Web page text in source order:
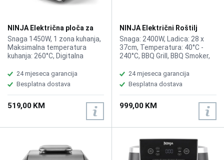
NINJA Električna ploča za
pečenje Sizzle Pro XL
GX101EU
Snaga 1450W, 1 zona kuhanja,
Maksimalna temperatura
kuhanja: 260°C, Digitalna
Autentični okus roštilja za
unutra, Bolja kontrola
temperature zahvaljujući
ProTemp iQ, Materijal površine
za kuhanje: nehrđajući čelik,
Dimenzije površine za kuhanje:
24 mjeseca garancija
Besplatna dostava
519,00 KM
NINJA Električni Roštilj
Woodfire 7u1 OG701EU
Snaga: 2400W, Ladica: 28 x
37cm, Temperatura: 40°C -
240°C, BBQ Grill, BBQ Smoker,
Woodfire Pelete, All-Purpose
Blend, Robust Blend,
Nehrđajući čelik, Vodootporan
prema ocjeni IPX4, Težina:
13,9kg
24 mjeseca garancija
Besplatna dostava
999,00 KM